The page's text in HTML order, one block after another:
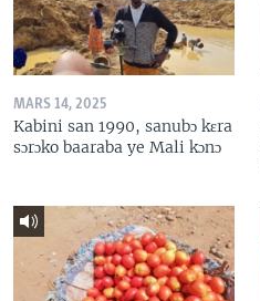
MARS 14, 2025
Kabini san 1990, sanubɔ kɛra
sɔrɔko baaraba ye Mali kɔnɔ